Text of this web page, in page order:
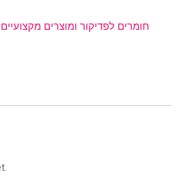
חומרים לפדיקור ומוצרים מקצועיים